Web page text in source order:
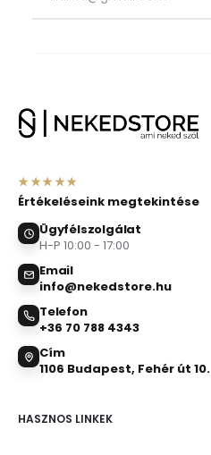
★★★★★
Értékeléseink megtekintése
Ügyfélszolgálat
H-P 10:00 - 17:00
Email
info@nekedstore.hu
Telefon
+36 70 788 4343
Cím
1106 Budapest, Fehér út 10.
HASZNOS LINKEK